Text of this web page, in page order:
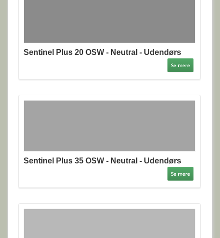
Sentinel Plus 20 OSW - Neutral - Udendørs
Se mere
Sentinel Plus 35 OSW - Neutral - Udendørs
Se mere